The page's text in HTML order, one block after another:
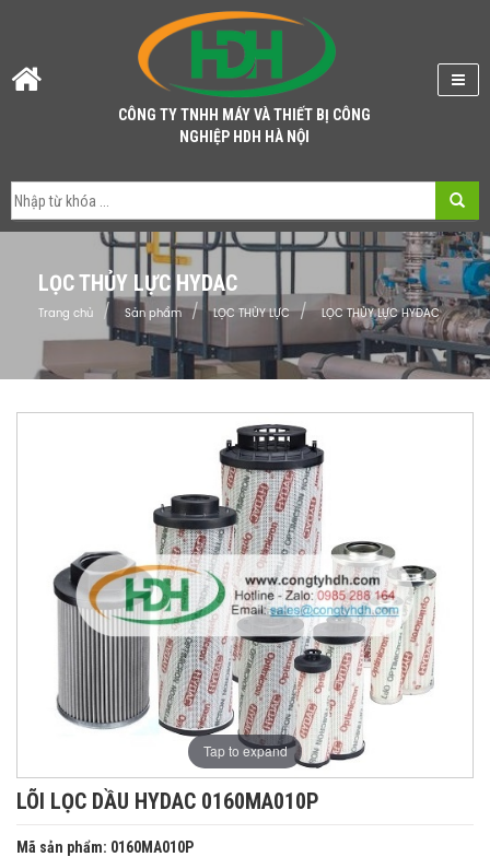
CÔNG TY TNHH MÁY VÀ THIẾT BỊ CÔNG
NGHIỆP HDH HÀ NỘI
LỌC THỦY LỰC HYDAC
Trang chủ Sản phẩm LỌC THỦY LỰC LỌC THỦY LỰC HYDAC
Tap to expand
LÕI LỌC DẦU HYDAC 0160MA010P
Mã sản phẩm: 0160MA010P